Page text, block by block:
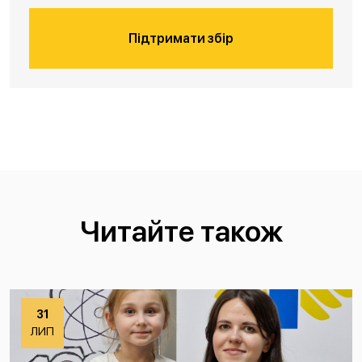
Підтримати збір
Читайте також
31
ЛИП